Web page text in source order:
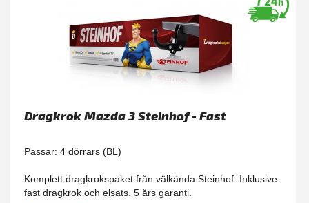
Dragkrok Mazda 3 Steinhof - Fast
Passar: 4 dörrars (BL)
Komplett dragkrokspaket från välkända Steinhof. Inklusive
fast dragkrok och elsats. 5 års garanti.